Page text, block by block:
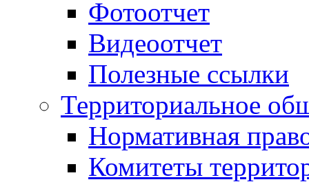
Фотоотчет
Видеоотчет
Полезные ссылки
Территориальное
Нормативная
Комитеты